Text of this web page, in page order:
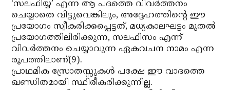
‘സലഫിയ്യ’ എന്ന ആ പദത്തെ വിവര്‍ത്തനം
ചെയ്യാതെ വിട്ടുവെങ്കിലും, അദ്ദേഹത്തിന്റെ ഈ
പ്രയോഗം സ്വീകരിക്കപ്പെട്ടത്, മധ്യകാലഘട്ടം മുതല്‍
പ്രയോഗത്തിലിരിക്കുന്ന, സലഫിസം എന്ന്
വിവര്‍ത്തനം ചെയ്യാവുന്ന ഏകവചന നാമം എന്ന
രൂപത്തിലാണ്(9).
പ്രാഥമിക സ്രോതസ്സുകള്‍ പക്ഷേ ഈ വാദത്തെ
ഖണ്ഡിതമായി സ്ഥിരീകരിക്കുന്നില്ല.